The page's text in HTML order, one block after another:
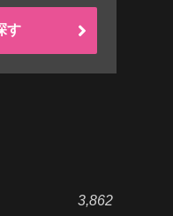
す
3,862